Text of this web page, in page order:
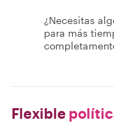
¿Necesitas
para más
Flexible